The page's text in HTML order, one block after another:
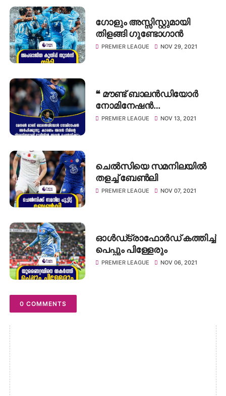
ഗോളും അസ്സിസ്റ്റുമായി
തിളങ്ങി ഗുണ്ടോഗാൻ
PREMIER LEAGUE NOV 29, 2021
❝ മൗണ്ട് ബാലൻഡിയോർ
നോമിനേഷൻ
അർഹിക്കുന്നു, കാരണം
PREMIER LEAGUE NOV 13, 2021
ചെൽസിയെ സമനിലയിൽ
തളച്ച് ബേൺലി
PREMIER LEAGUE NOV 07, 2021
ഓൾഡ്ട്രാഫോർഡ് കത്തിച്ച്
പെപ്പും പിള്ളേരും
PREMIER LEAGUE NOV 06, 2021
0 COMMENTS